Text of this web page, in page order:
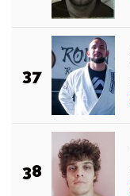
37
38